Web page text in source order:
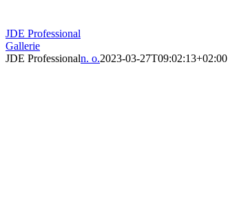
JDE Professional
Gallerie
JDE Professionaln. o.2023-03-27T09:02:13+02:00